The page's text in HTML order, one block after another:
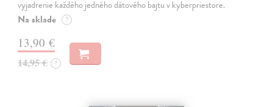
vyjadrenie každého jedného dátového bajtu v kyberpriestore.
Na sklade ?
13,90 €
14,95 € ?